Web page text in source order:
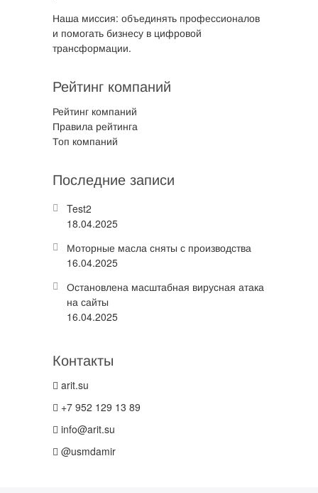
Наша миссия: объединять профессионалов
и помогать бизнесу в цифровой
трансформации.
Рейтинг компаний
Рейтинг компаний
Правила рейтинга
Топ компаний
Последние записи
Test2
18.04.2025
Моторные масла сняты с производства
16.04.2025
Остановлена масштабная вирусная атака
на сайты
16.04.2025
Контакты
arit.su
+7 952 129 13 89
info@arit.su
@usmdamir